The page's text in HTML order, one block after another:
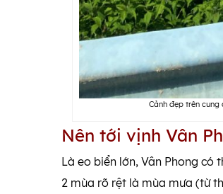
Cảnh đẹp trên cung
Nên tới vịnh Vân
Là eo biển lớn, Vân Phong có
2 mùa rõ rệt là mùa mưa (từ